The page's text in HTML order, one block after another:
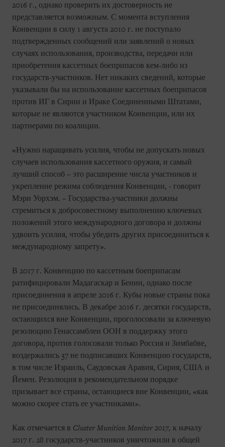
2016 г., однако проверить их достоверность не
представляется возможным. С момента вступления
Конвенции в силу 1 августа 2010 г. не поступало
подтвержденных сообщений или заявлений о новых
случаях использования, производства, передачи или
приобретения кассетных боеприпасов кем-либо из
государств-участников. Нет никаких сведений, которые
указывали бы на использование кассетных боеприпасов
против ИГ в Сирии и Ираке Соединенными Штатами,
которые не являются участником Конвенции, или их
партнерами по коалиции.
«Нужно наращивать усилия, чтобы не допускать новых
случаев использования кассетного оружия, и самый
лучший способ – это расширение числа участников и
укрепление режима соблюдения Конвенции, - говорит
Мэри Уорхэм. – Государства-участники должны
стремиться к добросовестному выполнению ключевых
положений этого международного договора и должны
удвоить усилия, чтобы убедить других присоединиться к
международному запрету».
В 2017 г. Конвенцию по кассетным боеприпасам
ратифицировали Мадагаскар и Бенин, однако после
присоединения в апреле 2016 г. Кубы новые страны пока
не присоединялись. В декабре 2016 г. десятки государств,
остающихся вне Конвенции, проголосовали за ключевую
резолюцию Генассамблеи ООН в поддержку этого
договора, против голосовали только Россия и Зимбабве,
воздержались 37 не подписавших Конвенцию государств,
в том числе Израиль, Саудовская Аравия, Сирия, США и
Йемен. Резолюция в рекомендательном порядке
призывает все страны, остающиеся вне Конвенции, «как
можно скорее стать ее участниками».
Как отмечается в Cluster Munition Monitor2017, к началу
2017 г. 28 государств-участников уничтожили в общей